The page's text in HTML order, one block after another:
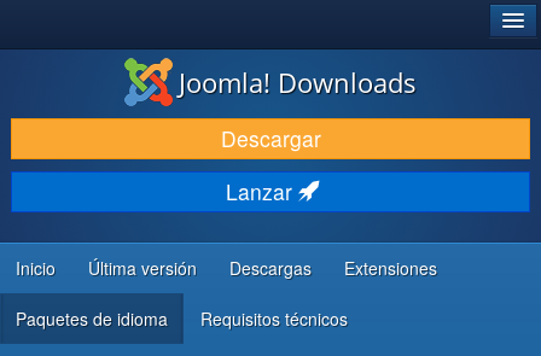
DESCARGAR
DESCUBRE Y APRENDE
COMUNIDAD Y AYUDA
RECURSOS PARA DESARROLLADORES
Joomla! Downloads
Descargar
Lanzar
Inicio Última versión Descargas Extensiones
Paquetes de idioma Requisitos técnicos